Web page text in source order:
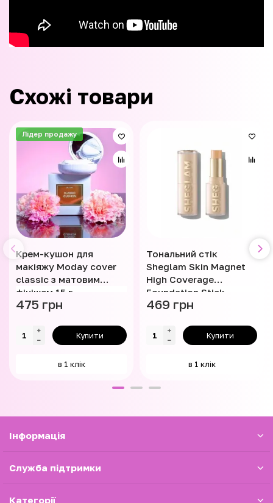
Схожі товари
Лідер продажу
Крем-кушон для
макіяжу Moday cover
classic з матовим
фінішем 15 г
475 грн
Купити
в 1 клік
Тональний стік
Sheglam Skin Magnet
High Coverage
Foundation Stick
469 грн
Купити
в 1 клік
Iнформація
Служба підтримки
Категорії